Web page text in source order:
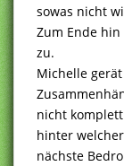
sowas nicht
Zum Ende
zu.
Michelle
nicht
hinter
nächste